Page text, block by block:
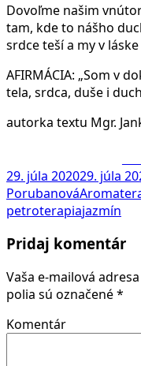
Dovoľme našim
tam, kde to nášho
srdce teší a my v
AFIRMÁCIA: „Som v
tela, srdca, duše i
autorka textu Mgr.
29. júla 202029. júla
Porubanová
petroterapiajazmín
Pridaj komentár
Vaša e-mailová
polia sú označené*
Komentár